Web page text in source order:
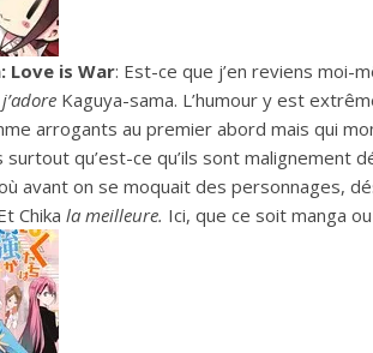
Love is War: Est-ce que j’en reviens moi-
j’adore Kaguya-sama. L’humour y est
arrogants au premier abord mais qui
surtout qu’est-ce qu’ils sont
avant on se moquait des personnages,
Chika la meilleure. Ici, que ce soit manga